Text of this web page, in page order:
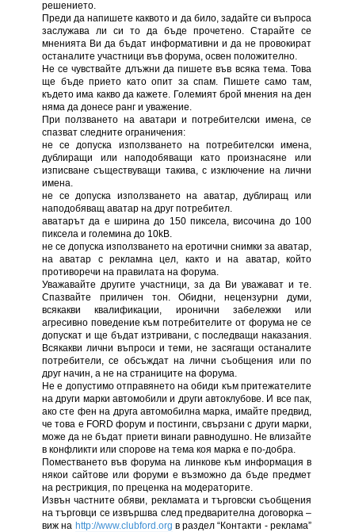
решението.
Преди да напишете каквото и да било, задайте си въпроса
заслужава ли си то да бъде прочетено. Старайте се
мненията Ви да бъдат информативни и да не провокират
останалите участници във форума, освен положително.
Не се чувствайте длъжни да пишете във всяка тема. Това
ще бъде прието като опит за спам. Пишете само там,
където има какво да кажете. Големият брой мнения на ден
няма да донесе ранг и уважение.
При ползването на аватари и потребителски имена, се
спазват следните ограничения:
не се допуска използването на потребителски имена,
дублиращи или наподобяващи като произнасяне или
изписване съществуващи такива, с изключение на лични
имена.
не се допуска използването на аватар, дублиращ или
наподобяващ аватар на друг потребител.
аватарът да е ширина до 150 пиксела, височина до 100
пиксела и големина до 10kB.
не се допуска използването на еротични снимки за аватар,
на аватар с рекламна цел, както и на аватар, който
противоречи на правилата на форума.
Уважавайте другите участници, за да Ви уважават и те.
Спазвайте приличен тон. Обидни, нецензурни думи,
всякакви квалификации, иронични забележки или
агресивно поведение към потребителите от форума не се
допускат и ще бъдат изтривани, с последващи наказания.
Всякакви лични въпроси и теми, не засягащи останалите
потребители, се обсъждат на лични съобщения или по
друг начин, а не на страниците на форума.
Не е допустимо отправянето на обиди към притежателите
на други марки автомобили и други автоклубове. И все пак,
ако сте фен на друга автомобилна марка, имайте предвид,
че това е FORD форум и постинги, свързани с други марки,
може да не бъдат приети винаги равнодушно. Не влизайте
в конфликти или спорове на тема коя марка е по-добра.
Поместването във форума на линкове към информация в
някои сайтове или форуми е възможно да бъде предмет
на рестрикция, по преценка на модераторите.
Извън частните обяви, рекламата и търговски съобщения
на търговци се извършва след предварителна договорка –
виж на http://www.clubford.org в раздел “Контакти - реклама”